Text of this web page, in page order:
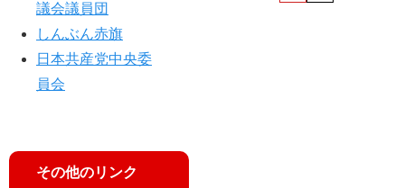
議会議員団
しんぶん赤旗
日本共産党中央委
員会
その他のリンク